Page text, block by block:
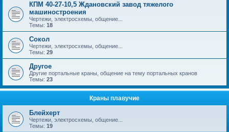
КПМ 40-27-10,5 Ждановский завод тяжелого
машиностроения
Чертежи, электросхемы, общение...
Темы: 18
Сокол
Чертежи, электросхемы, общение...
Темы: 29
Другое
Другие портальные краны, общение на тему портальных кранов
Темы: 23
Краны плавучие
Блейхерт
Чертежи, электросхемы, общение...
Темы: 19